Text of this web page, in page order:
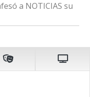
a NOTICIAS su